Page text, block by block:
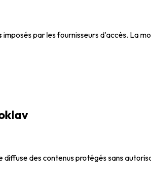
imposés par les fournisseurs d'accès. La
des contenus protégés sans